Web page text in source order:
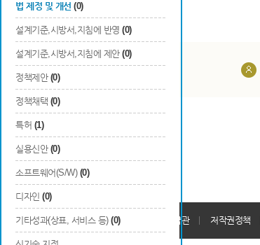
법 제정 및 개선 (0)
설계기준,시방서,지침에 반영 (0)
설계기준,시방서,지침에 제안 (0)
정책제안 (0)
정책채택 (0)
특허 (1)
실용신안 (0)
소프트웨어(S/W) (0)
디자인 (0)
기타성과(상표, 서비스 등) (0)
개인정보처리방침 회원가입약관 저작권정책